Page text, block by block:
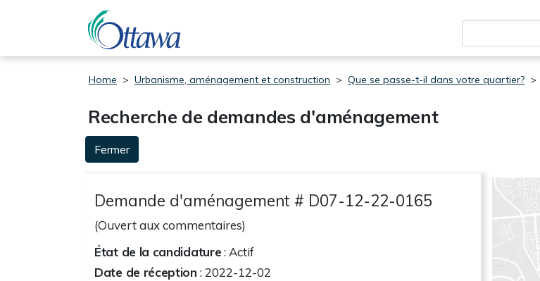
Passer au contenu principal
Home Urbanisme, aménagement et construction Que se passe-t-il dans votre quartier?
Recherche de demandes d'aménagement
Fermer
Demande d'aménagement # D07-12-22-0165
(Ouvert aux commentaires)
État de la candidature: Actif
Date de réception : 2022-12-02